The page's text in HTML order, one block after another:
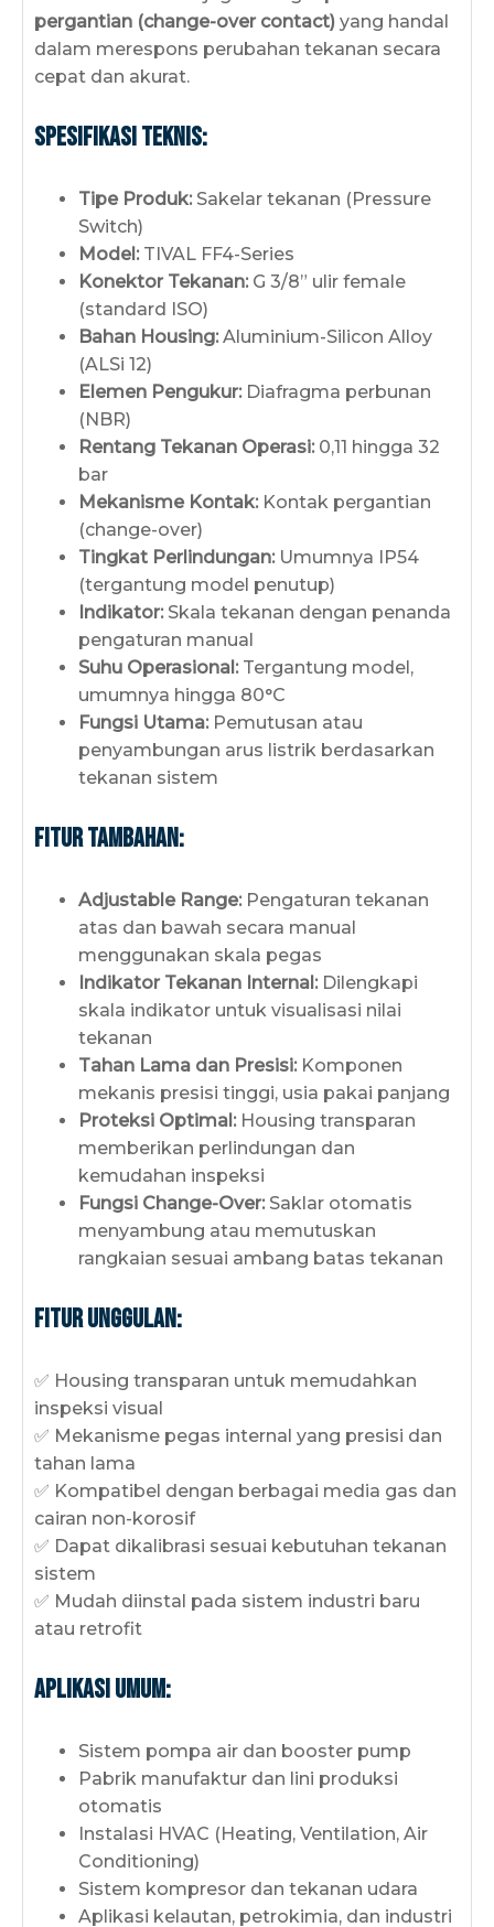
pergantian (change-over contact) yang handal
dalam merespons perubahan tekanan secara
cepat dan akurat.
Spesifikasi Teknis:
Tipe Produk:Sakelar tekanan (Pressure
Switch)
Model:TIVAL FF4-Series
Konektor Tekanan:G 3/8” ulir female
(standard ISO)
Bahan Housing:Aluminium-Silicon Alloy
(ALSi 12)
Elemen Pengukur:Diafragma perbunan
(NBR)
Rentang Tekanan Operasi:0,11 hingga 32
bar
Mekanisme Kontak:Kontak pergantian
(change-over)
Tingkat Perlindungan:Umumnya IP54
(tergantung model penutup)
Indikator:Skala tekanan dengan penanda
pengaturan manual
Suhu Operasional:Tergantung model,
umumnya hingga 80°C
Fungsi Utama:Pemutusan atau
penyambungan arus listrik berdasarkan
tekanan sistem
Fitur Tambahan:
Adjustable Range:Pengaturan tekanan
atas dan bawah secara manual
menggunakan skala pegas
Indikator Tekanan Internal:Dilengkapi
skala indikator untuk visualisasi nilai
tekanan
Tahan Lama dan Presisi:Komponen
mekanis presisi tinggi, usia pakai panjang
Proteksi Optimal:Housing transparan
memberikan perlindungan dan
kemudahan inspeksi
Fungsi Change-Over:Saklar otomatis
menyambung atau memutuskan
rangkaian sesuai ambang batas tekanan
Fitur Unggulan:
✅ Housing transparan untuk memudahkan
inspeksi visual
✅ Mekanisme pegas internal yang presisi dan
tahan lama
✅ Kompatibel dengan berbagai media gas dan
cairan non-korosif
✅ Dapat dikalibrasi sesuai kebutuhan tekanan
sistem
✅ Mudah diinstal pada sistem industri baru
atau retrofit
Aplikasi Umum:
Sistem pompa air dan booster pump
Pabrik manufaktur dan lini produksi
otomatis
Instalasi HVAC (Heating, Ventilation, Air
Conditioning)
Sistem kompresor dan tekanan udara
Aplikasi kelautan, petrokimia, dan industri